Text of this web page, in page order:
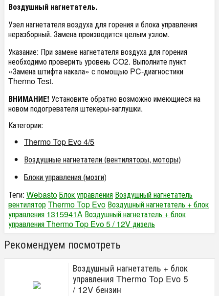
Воздушный нагнетатель.
Узел нагнетателя воздуха для горения и блока управления
неразборный. Замена производится целым узлом.
Указание: При замене нагнетателя воздуха для горения
необходимо проверить уровень CO2. Выполните пункт
«Замена штифта накала» с помощью PC-диагностики
Thermo Test.
ВНИМАНИЕ! Установите обратно возможно имеющиеся на
новом подогревателя штекеры-заглушки.
Категории:
Thermo Top Evo 4/5
Воздушные нагнетатели (вентиляторы, моторы)
Блоки управления (мозги)
Теги: WebastoБлок управления Воздушный нагнетатель
вентиляторThermo Top Evo Воздушный нагнетатель + блок
управления 1315941A Воздушный нагнетатель + блок
управления Thermo Top Evo 5 / 12V дизель
Рекомендуем посмотреть
Воздушный нагнетатель + блок
управления Thermo Top Evo 5
/ 12V бензин